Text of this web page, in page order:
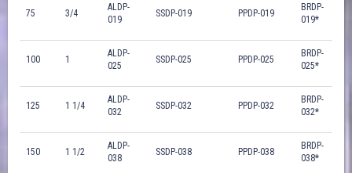
75 3/4
ALDP-
019
SSDP-019 PPDP-019
BRDP-
019*
100 1
ALDP-
025
SSDP-025 PPDP-025
BRDP-
025*
125 1 1/4
ALDP-
032
SSDP-032 PPDP-032
BRDP-
032*
150 1 1/2
ALDP-
038
SSDP-038 PPDP-038
BRDP-
038*